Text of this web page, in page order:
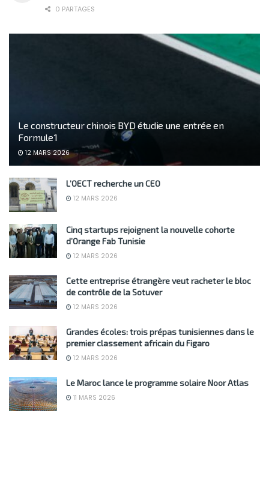
0 PARTAGES
Le constructeur chinois BYD étudie une entrée en
Formule 1
12 MARS 2026
L’OECT recherche un CEO
12 MARS 2026
Cinq startups rejoignent la nouvelle cohorte
d’Orange Fab Tunisie
12 MARS 2026
Cette entreprise étrangère veut racheter le bloc
de contrôle de la Sotuver
12 MARS 2026
Grandes écoles: trois prépas tunisiennes dans le
premier classement africain du Figaro
12 MARS 2026
Le Maroc lance le programme solaire Noor Atlas
11 MARS 2026